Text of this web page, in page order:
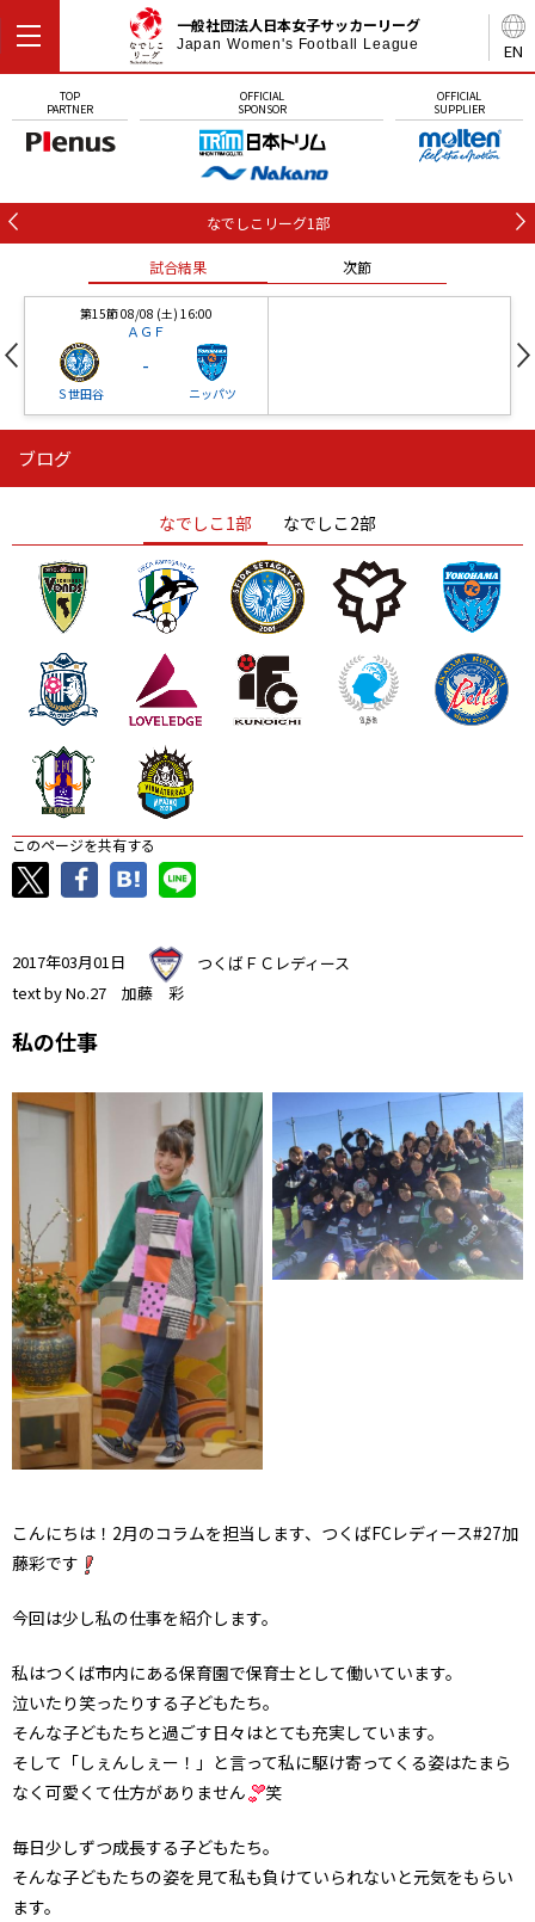
EN
一般社団法人日本女子サッカーリーグ
Japan Women's Football League
TOP
PARTNER
OFFICIAL
SPONSOR
OFFICIAL
SUPPLIER
なでしこリーグ1部
試合結果 次節
第15節 08/08 (土) 16:00
ＡＧＦ
Ｓ世田谷
-
ニッパツ
ニッパツ
ニッパツ 名古屋
石人の星
静岡 愛媛Ｌ
ブログ
なでしこ1部 なでしこ2部
このページを共有する
2017年03月01日
つくばＦＣレディース
text by No.27 加藤 彩
私の仕事
こんにちは！2月のコラムを担当します、つくばFCレディース#27加
藤彩です
今回は少し私の仕事を紹介します。
私はつくば市内にある保育園で保育士として働いています。
泣いたり笑ったりする子どもたち。
そんな子どもたちと過ごす日々はとても充実しています。
そして「しぇんしぇー！」と言って私に駆け寄ってくる姿はたまら
なく可愛くて仕方がありません
笑
毎日少しずつ成長する子どもたち。
そんな子どもたちの姿を見て私も負けていられないと元気をもらい
ます。